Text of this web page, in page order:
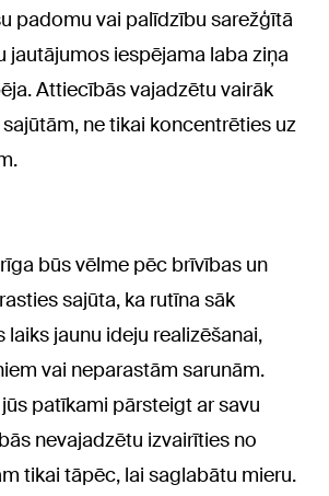
padomu vai palīdzību sarežģītā
jautājumos iespējama laba ziņa
Attiecībās vajadzētu vairāk
ne tikai koncentrēties uz
būs vēlme pēc brīvības un
sajūta, ka rutīna sāk
laiks jaunu ideju realizēšanai,
vai neparastām sarunām.
patīkami pārsteigt ar savu
nevajadzētu izvairīties no
tikai tāpēc, lai saglabātu mieru.